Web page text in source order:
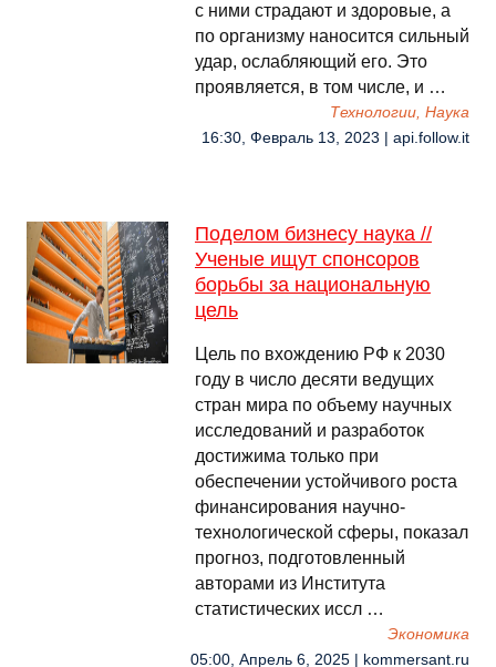
с ними страдают и здоровые, а
по организму наносится сильный
удар, ослабляющий его. Это
проявляется, в том числе, и …
Технологии, Наука
16:30, Февраль 13, 2023 | api.follow.it
Поделом бизнесу наука //
Ученые ищут спонсоров
борьбы за национальную
цель
Цель по вхождению РФ к 2030
году в число десяти ведущих
стран мира по объему научных
исследований и разработок
достижима только при
обеспечении устойчивого роста
финансирования научно-
технологической сферы, показал
прогноз, подготовленный
авторами из Института
статистических иссл …
Экономика
05:00, Апрель 6, 2025 | kommersant.ru